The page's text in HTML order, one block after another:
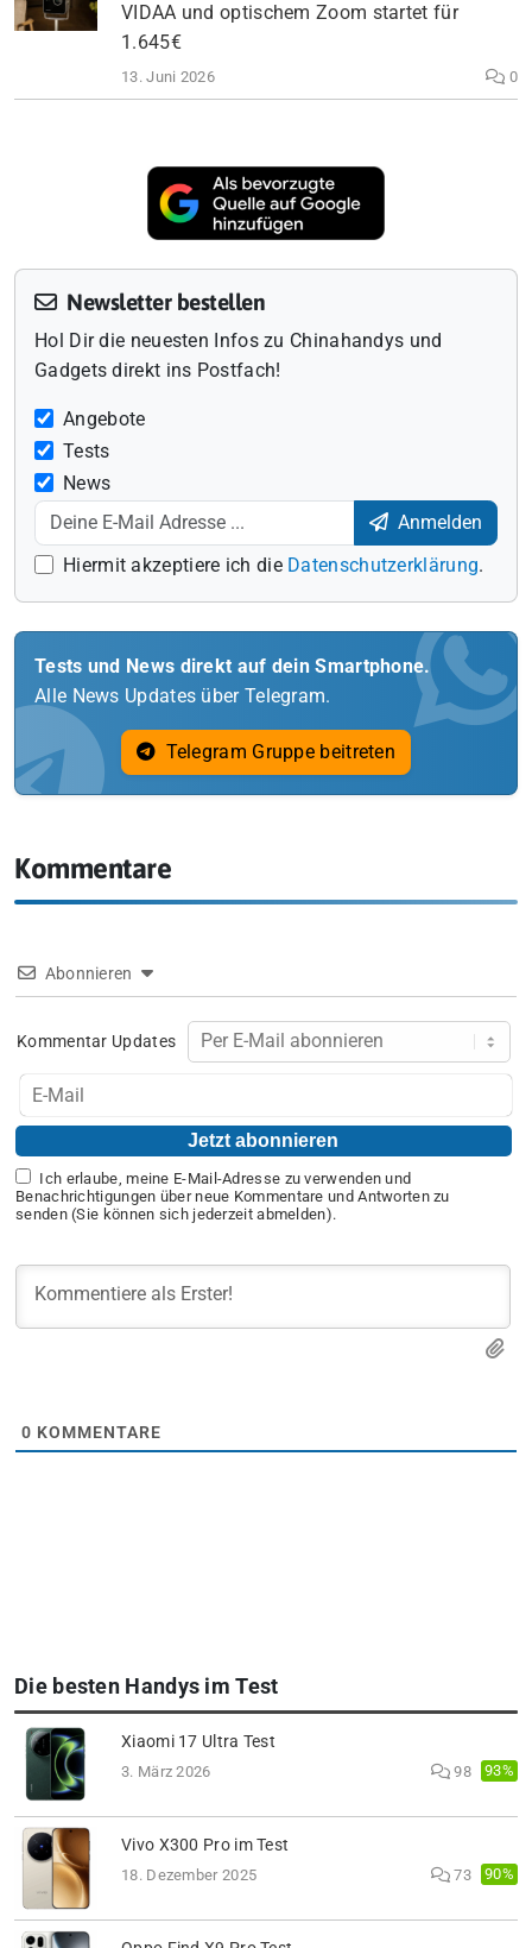
VIDAA und optischem Zoom startet für
1.645€
13. Juni 2026 0
Newsletter bestellen
Hol Dir die neuesten Infos zu Chinahandys und
Gadgets direkt ins Postfach!
Angebote
Tests
News
Anmelden
Hiermit akzeptiere ich die Datenschutzerklärung.
Tests und News direkt auf dein Smartphone.
Alle News Updates über Telegram.
Telegram Gruppe beitreten
Kommentare
Abonnieren
Kommentar Updates
Ich erlaube, meine E-Mail-Adresse zu verwenden und
Benachrichtigungen über neue Kommentare und Antworten zu
senden (Sie können sich jederzeit abmelden).
0 KOMMENTARE
Die besten Handys im Test
Xiaomi 17 Ultra Test
3. März 2026 98 93%
Vivo X300 Pro im Test
18. Dezember 2025 73 90%